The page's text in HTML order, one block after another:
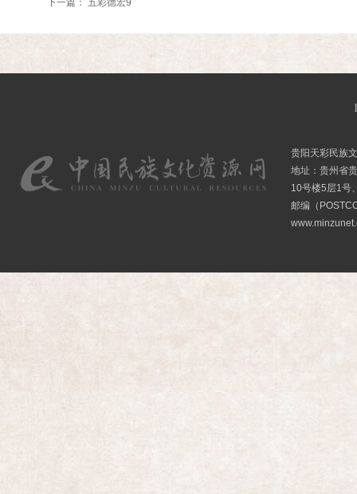
下一篇： 五彩德宏9
贵阳天彩民族
地址：贵州省
10号楼5层1号
邮编（